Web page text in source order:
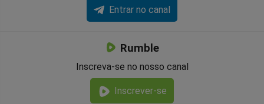
Entrar no canal
Rumble
Inscreva-se no nosso canal
Inscrever-se